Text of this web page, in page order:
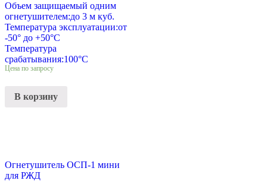
Объем защищаемый одним
огнетушителем:до 3 м куб.
Температура эксплуатации:от
-50° до +50°С
Температура
срабатывания:100°С
Цена по запросу
В корзину
Огнетушитель ОСП-1 мини
для РЖД